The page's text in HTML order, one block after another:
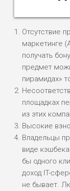
РИСКИ:
ДОХОД:
БЮДЖЕТ:
Отсутствие
маркетинге
получать
предмет
пирамидах»
площадках
из этих
Высокие
Владельцы
виде
бы одного
доход IT-
не бывает.